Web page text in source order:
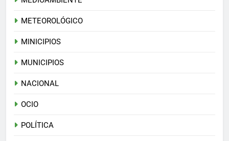
METEOROLÓGICO
MINICIPIOS
MUNICIPIOS
NACIONAL
OCIO
POLÍTICA